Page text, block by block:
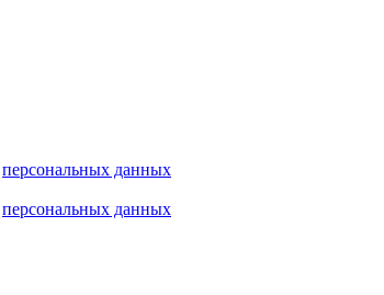
персональных данных
персональных данных